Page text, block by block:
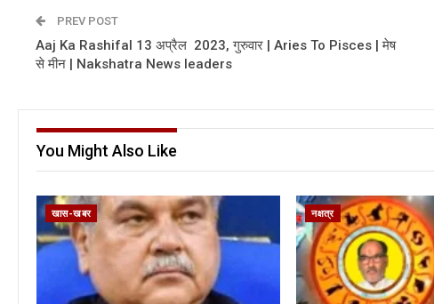
PREV POST
Aaj Ka Rashifal 13 अप्रैल 2023, गुरुवार | Aries To Pisces | मेष
से मीन | Nakshatra News leaders
You Might Also Like
खास-खबर नक्षत्र